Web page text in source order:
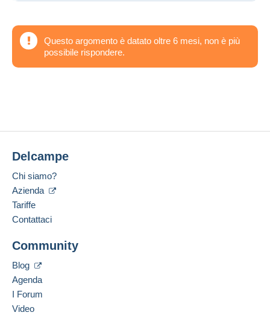
Questo argomento è datato oltre 6 mesi, non è più
possibile rispondere.
Delcampe
Chi siamo?
Azienda
Tariffe
Contattaci
Community
Blog
Agenda
I Forum
Video